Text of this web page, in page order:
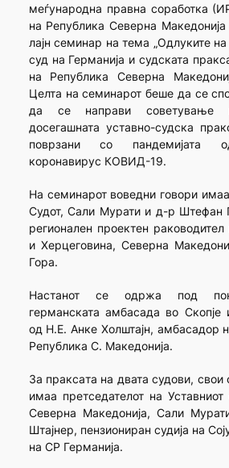
меѓународна правна соработка
на Република Северна
лајн семинар на тема „Одлуките на
суд на Германија и судската
на Република Северна
Целта на семинарот беше да се
да се направи советување
досегашната уставно-судска
поврзани со пандемијата
коронавирус КОВИД-19.
На семинарот воведни говори
Судот, Сали Мурати и д-р Штефан
регионален проектен
и Херцеговина, Северна
Гора.
Настанот се одржа под
германската амбасада во Скопје
од Н.Е. Анке Холштајн, амбасадор
Република С. Македонија.
За праксaта на двата судови,
имаа претседателот на
Северна Македонија, Сали
Штајнер, пензиониран судија на
на СР Германија.